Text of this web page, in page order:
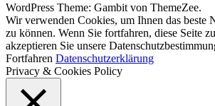
WordPress Theme: Gambit von ThemeZee.
Wir verwenden Cookies, um Ihnen das beste
zu können. Wenn Sie fortfahren, diese Seite
akzeptieren Sie unsere
Fortfahren Datenschutzerklärung
Privacy & Cookies Policy